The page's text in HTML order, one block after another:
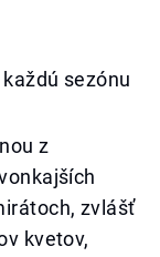
sezónu
z
zvlášť
kvetov,